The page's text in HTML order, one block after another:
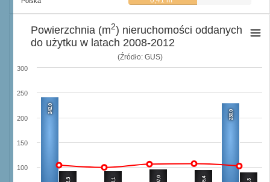
(Źródło: GUS)
242,0
230,0
97,0 95,4
100
150
200
250
300
Powierzchnia (m2) nieruchomości oddanych
do użytku w latach 2008-2012